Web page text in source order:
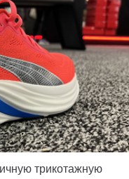
трикотажную